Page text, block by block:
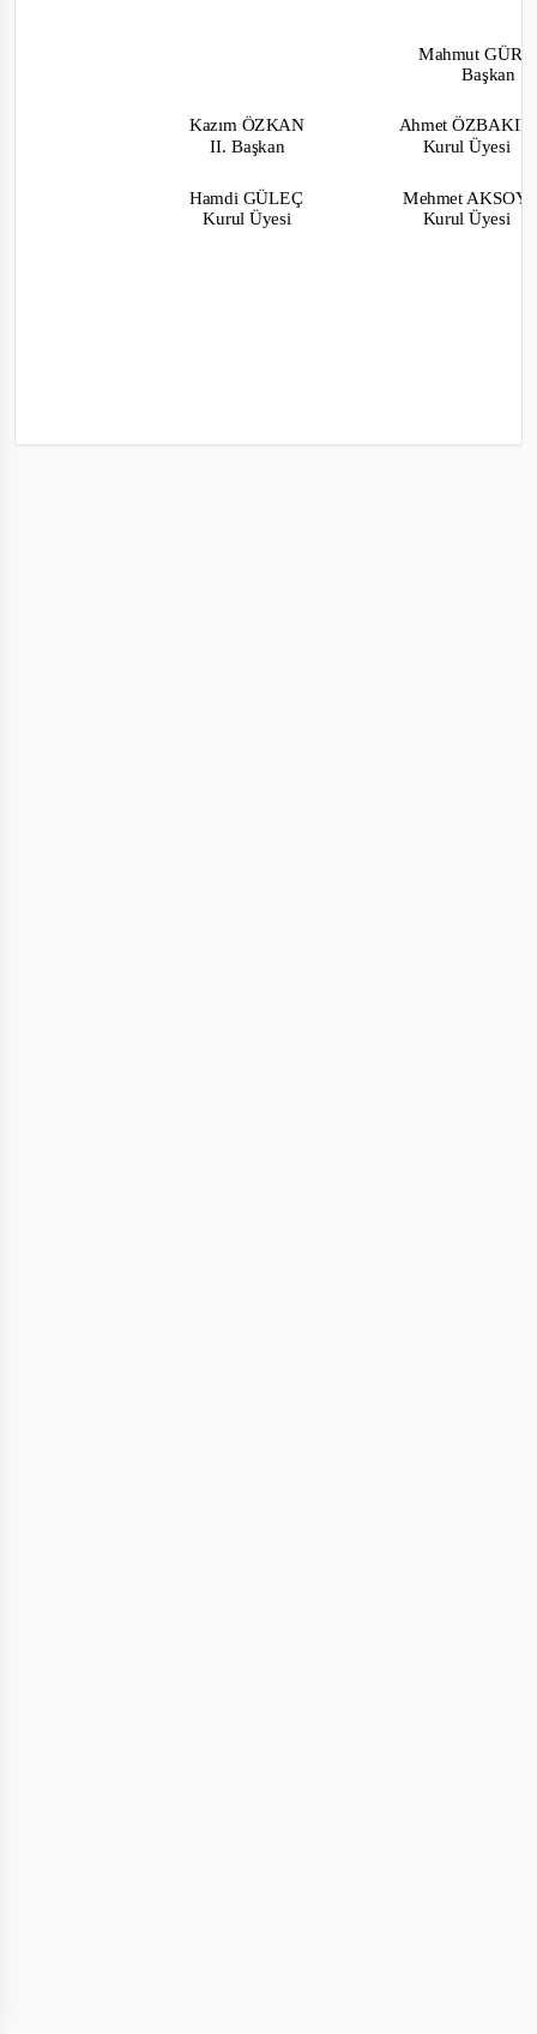
Mahmut
Başkan
Kazım ÖZKAN
II. Başkan
Ahmet
Kurul Üyesi
Hamdi GÜLEÇ
Kurul Üyesi
Mehmet AKSOY
Kurul Üyesi